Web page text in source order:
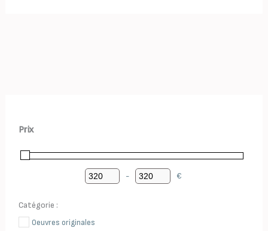
Prix
Minimum Price
-
Maximum Price
€
Catégorie :
Oeuvres originales